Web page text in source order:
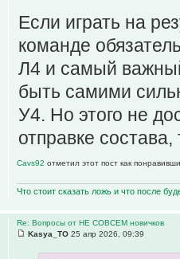
Если играть на
команде
Л4 и самый
быть самими
У4. Но этого не
отправке
Cavs92 отметил этот пост как
Что стоит сказать ложь и что после
Re: Вопросы от НЕ СОВСЕМ новичков
Kasya_TO 25 апр 2026, 09:39